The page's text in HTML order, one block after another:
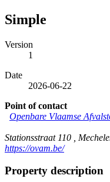
Simple
Version
1
Date
2026-06-22
Point of contact
Openbare Vlaamse
Stationsstraat 110 ,
https://ovam.be/
Property description